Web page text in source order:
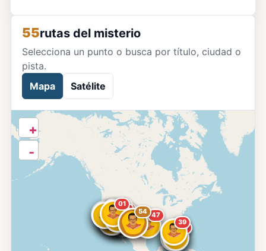
55rutas del misterio
Selecciona un punto o busca por título, ciudad o
pista.
Mapa
Satélite
54 53
52
51
50
49
47
46
45
44
43
40
39
36
3226
23
20
19
1716
14
13 11
10
0807
04 03
01
+
-